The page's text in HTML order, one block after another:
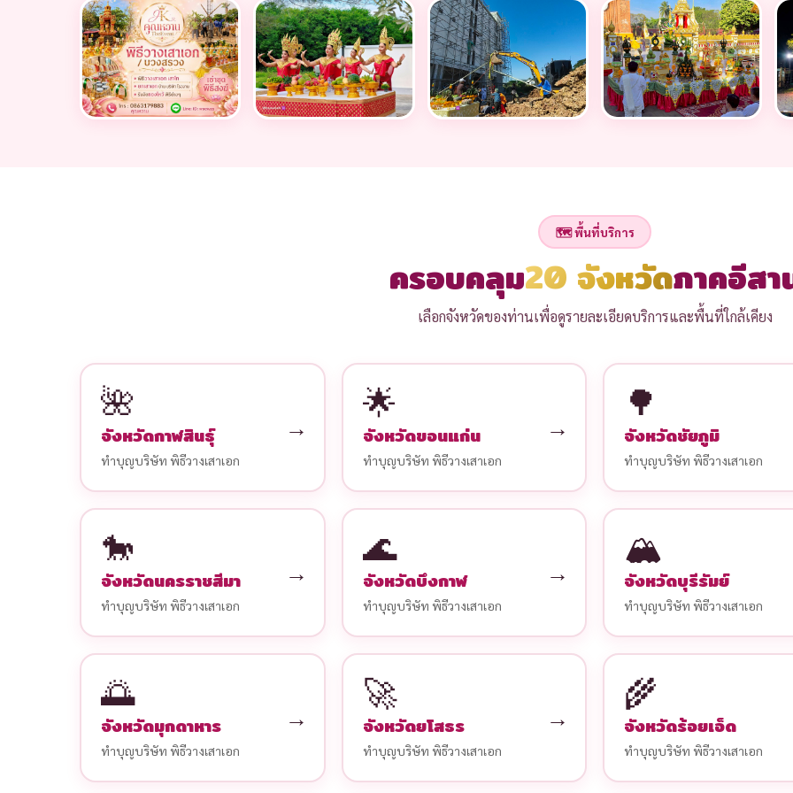
🗺️ พื้นที่บริการ
ครอบคลุม20 จังหวัดภาคอีสา
เลือกจังหวัดของท่านเพื่อดูรายละเอียดบริการและพื้นที่ใกล้เคียง
🌺
จังหวัดกาฬสินธุ์
ทำบุญบริษัท พิธีวางเสาเอก
→
🌟
จังหวัดขอนแก่น
ทำบุญบริษัท พิธีวางเสาเอก
→
🌳
จังหวัดชัยภูมิ
ทำบุญบริษัท พิธีวางเสาเอก
🐎
จังหวัดนครราชสีมา
ทำบุญบริษัท พิธีวางเสาเอก
→
🌊
จังหวัดบึงกาฬ
ทำบุญบริษัท พิธีวางเสาเอก
→
🏔️
จังหวัดบุรีรัมย์
ทำบุญบริษัท พิธีวางเสาเอก
🌅
จังหวัดมุกดาหาร
ทำบุญบริษัท พิธีวางเสาเอก
→
🚀
จังหวัดยโสธร
ทำบุญบริษัท พิธีวางเสาเอก
→
🌾
จังหวัดร้อยเอ็ด
ทำบุญบริษัท พิธีวางเสาเอก